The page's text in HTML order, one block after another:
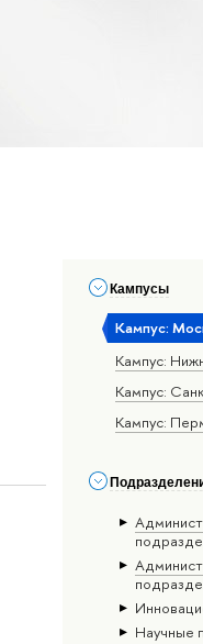
Кампусы
Кампус:
Кампус:
Кампус:
Кампус:
Научные